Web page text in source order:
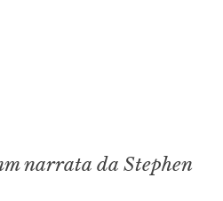
narrata da Stephen